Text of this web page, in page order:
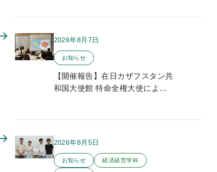
2026年8月7日
このお知らせのカテゴリー
お知らせ
【開催報告】在日カザフスタン共
和国大使館 特命全権大使による
2026年8月5日
このお知らせのカテゴリー
お知らせ 経済経営学科